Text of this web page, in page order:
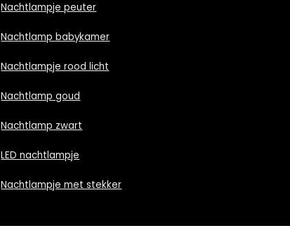
Nachtlampje peuter
Nachtlamp babykamer
Nachtlampje rood licht
Nachtlamp goud
Nachtlamp zwart
LED nachtlampje
Nachtlampje met stekker